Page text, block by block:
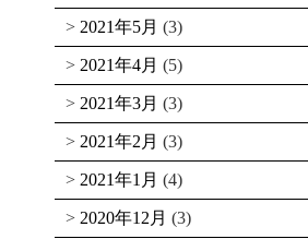
2021年5月 (3)
2021年4月 (5)
2021年3月 (3)
2021年2月 (3)
2021年1月 (4)
2020年12月 (3)